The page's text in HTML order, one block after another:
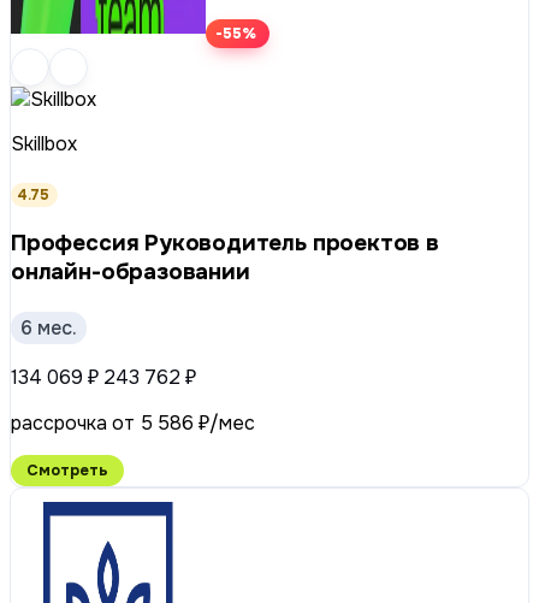
-55%
Skillbox
4.75
Профессия Руководитель проектов в
онлайн-образовании
6 мес.
134 069 ₽ 243 762 ₽
рассрочка от 5 586 ₽/мес
Смотреть